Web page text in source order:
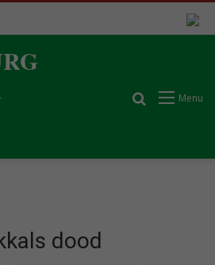
Menu
Search for
dood